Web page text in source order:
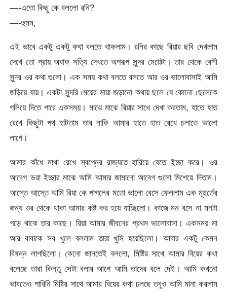
—-এতো কিছু কে বললো রনি?
—-হুমম,
এই ভাবে একটু একটু কথা বলতে থাকলাম। রনির কাছে রিয়ার ছবি দেখলাম
দেখে তো প্রায় অবাক সত্যি দেখতে অপরূপ সুন্দর মেয়েটা। তার থেকে বেশী
সুন্দর ওর কথা গুলো। এক সময় কথা বলতে বলতে আর ওর ভালোবাসাই আমি
জড়িয়ে যায়। একটা সুন্দরি মেয়ের মায়া জড়ানো কথায় ছলে যে কোনো ছেলেকে
গলিয়ে দিতে পারে একসময়। মাঝে মাঝে রিয়ার সাথে দেখা করতাম, হাতে হাত
রেখে কিছুটা পথ হাটতাম তার নাকি আমার হাতে হাত রেখে চলাতে ভালো
লাগে।
আমার কাঁধে মাথা রেখে স্বপ্নের রাজ্যতে হারিয়ে যেতে ইচ্ছা করে। ওর
আবেগ ভরা ইচ্ছার মাঝে আমি আমার জামানো আবেগ গুলো মিশেয়ে দিতাম।
আস্তে আস্তে আমি রিয়া কে পাগলের মতো ভালো বেসে ফেললাম এক মূহুর্তের
জন্য ওর থেকে থাকা আমার কষ্ট কর হয়ে যাচ্ছিলো। কাজে মন বসে না মনটা
পড়ে থাকে তার কাছে। রিয়া আমার জীবনের প্রথম ভালোবাসা। একসময় মা
আর বাবাকে সব খুলে বললাম তারা খুসি হয়েছিলো। আবার একটু কেমন
বিষন্ন লাগছিলো। কেনো জানতেই বললো, মিষ্টির সাথে আমার বিয়ের কথা
বলেছে তারা কিন্তু সেটা বলার আগে আমি তাদের বলে দেই। আমি কখনো
ভাবতেও পারিনি মিষ্টির সাথে আমার বিয়ের কথা চলছে তবুও আমি মানা করলাম